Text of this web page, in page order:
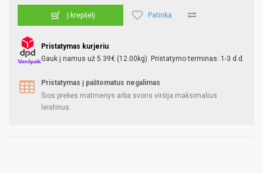
Į krepšelį Patinka
Pristatymas kurjeriu
Gauk į namus už 5.39€ (12.00kg). Pristatymo terminas: 1-3 d.d.
Pristatymas į paštomatus negalimas
Šios prekės matmenys arba svoris viršija maksimalius
leistinus.